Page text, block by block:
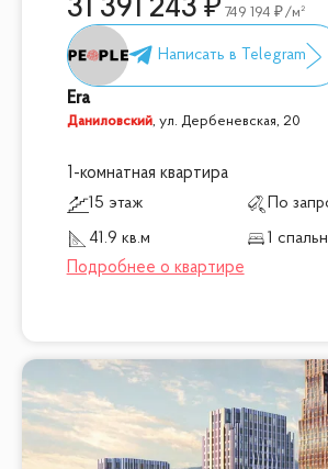
31 391 243 749 194 /м²
Era
Даниловский, ул. Дербеневская, 20
1-комнатная квартира
15 этаж
По
41.9 кв.м
1